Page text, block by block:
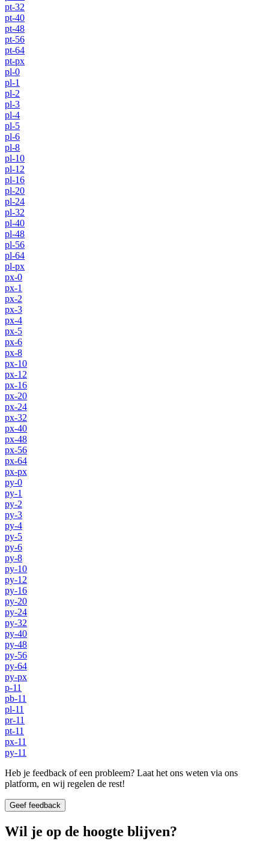
pt-32
pt-40
pt-48
pt-56
pt-64
pt-px
pl-0
pl-1
pl-2
pl-3
pl-4
pl-5
pl-6
pl-8
pl-10
pl-12
pl-16
pl-20
pl-24
pl-32
pl-40
pl-48
pl-56
pl-64
pl-px
px-0
px-1
px-2
px-3
px-4
px-5
px-6
px-8
px-10
px-12
px-16
px-20
px-24
px-32
px-40
px-48
px-56
px-64
px-px
py-0
py-1
py-2
py-3
py-4
py-5
py-6
py-8
py-10
py-12
py-16
py-20
py-24
py-32
py-40
py-48
py-56
py-64
py-px
p-11
pb-11
pl-11
pr-11
pt-11
px-11
py-11
Heb je feedback of een probleem? Laat het ons weten via ons
platform, en wij regelen de rest!
Geef feedback
Wil je op de hoogte blijven?